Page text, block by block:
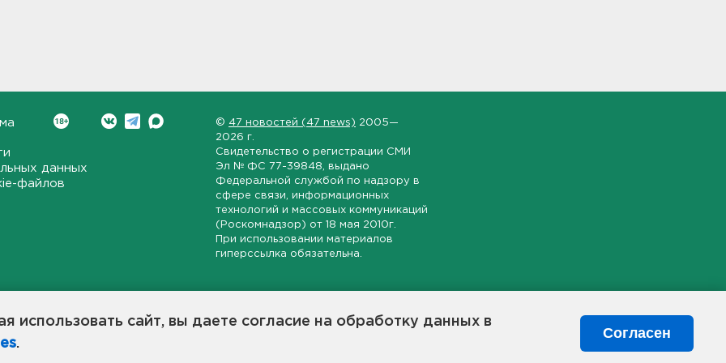
использовать сайт, вы даете согласие на обработку данных в
.
Согласен
данных
файлов
© 47 новостей (47 news) 2005—
2026 г.
Свидетельство о регистрации СМИ
Эл № ФС 77-39848 , выдано
Федеральной службой по надзору в
сфере связи, информационных
технологий и массовых коммуникаций
(Роскомнадзор) от 18 мая 2010г.
При использовании материалов
гиперссылка обязательна.
области, экономической и инвестиционной активности в регионе.
станет популярной и конструктивной площадкой для свободного
в 47-м регионе России.